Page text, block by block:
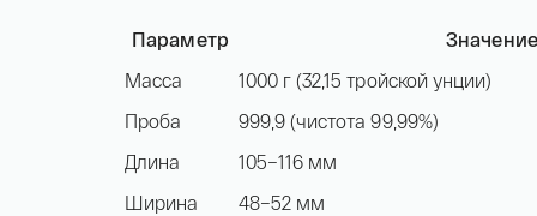
Параметр
Значение
Масса
1000 г (32,15 тройской унции)
Проба
999,9 (чистота 99,99%)
Длина
105–116 мм
Ширина
48–52 мм